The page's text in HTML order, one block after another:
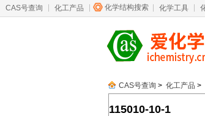
CAS号查询 化工产品 化学结构搜索 化学工具
CAS号查询 > 化工产品 >
115010-10-1